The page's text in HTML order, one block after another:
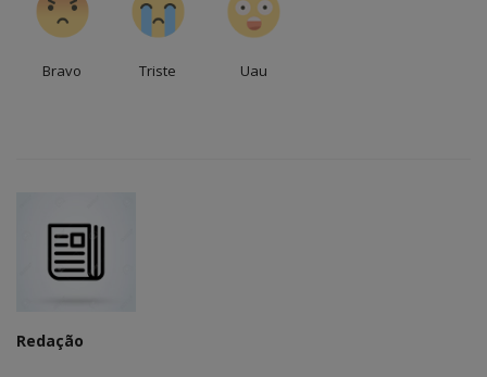
Bravo Triste Uau
Redação